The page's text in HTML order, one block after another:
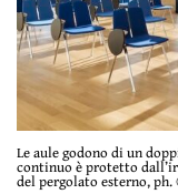
Le aule godono di un
continuo è protetto
del pergolato esterno, ph.